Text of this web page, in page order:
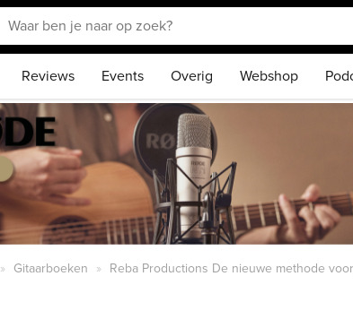
Reviews Events Overig Webshop
Gitaarboeken Reba Productions De nieuwe methode